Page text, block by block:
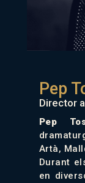
Pep
Director
Pep
Artà,
Durant
en